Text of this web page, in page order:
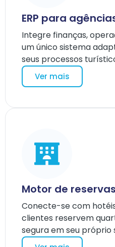
ERP para
Integre finanças,
um único sistema
seus processos
Ver mais
Motor de
Conecte-se com
clientes reservem
segura em seu próprio